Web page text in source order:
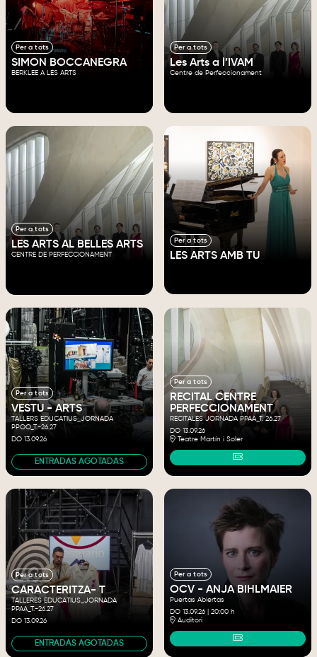
Per a tots
SIMON BOCCANEGRA
BERKLEE A LES ARTS
Per a tots
Les Arts a l’IVAM
Centre de Perfeccionament
Per a tots
LES ARTS AL BELLES ARTS
CENTRE DE PERFECCIONAMENT
Per a tots
LES ARTS AMB TU
ENTRADAS AGOTADAS
Per a tots
VESTU - ARTS
TALLERS EDUCATIUS_JORNADA
PPOO_T.-26.27
DO 13.09.26
Per a tots
RECITAL CENTRE
PERFECCIONAMENT
RECITALES JORNADA PPAA_T. 26.27
DO 13.09.26
Teatre Martín i Soler
ENTRADAS AGOTADAS
Per a tots
CARACTERITZA- T
TALLERES EDUCATIUS_JORNADA
PPAA_T.-26.27
DO 13.09.26
Per a tots
OCV - ANJA BIHLMAIER
Puertas Abiertas
DO 13.09.26| 20:00 h
Auditori